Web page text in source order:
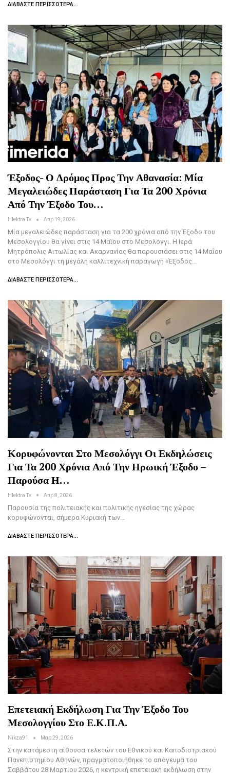
ΔΙΑΒΆΣΤΕ ΠΕΡΙΣΣΌΤΕΡΑ...
Έξοδος- Ο Δρόμος Προς Την Αθανασία: Μία
Μεγαλειώδες Παράσταση Για Τα 200 Χρόνια
Από Την Έξοδο Του…
Hlektra Tv Απρ 19, 2026
Μία μεγαλειώδες παράσταση για τα 200 χρόνια από την Έξοδο του
Μεσολογγίου θα γίνει στις 14 Μαϊου στο Μεσολόγγι. Η Ιερά
Μητρόπολις Αιτωλίας και Ακαρνανίας θα παρουσιάσει στις 14 Μαΐου
στο Μεσολόγγι τη μεγάλη καλλιτεχνική παραγωγή «Έξοδος…
ΔΙΑΒΆΣΤΕ ΠΕΡΙΣΣΌΤΕΡΑ...
Κορυφώνονται Στο Μεσολόγγι Οι Εκδηλώσεις
Για Τα 200 Χρόνια Από Την Ηρωική Έξοδο –
Παρούσα Η…
Hlektra Tv Απρ 8, 2026
Παρουσία της πολιτειακής και πολιτικής ηγεσίας της χώρας
κορυφώνονται, σήμερα Κυριακή των…
ΔΙΑΒΆΣΤΕ ΠΕΡΙΣΣΌΤΕΡΑ...
Επετειακή Εκδήλωση Για Την Έξοδο Του
Μεσολογγίου Στο Ε.Κ.Π.Α.
Nikza91 Μαρ 29, 2026
Στην κατάμεστη αίθουσα τελετών του Εθνικού και Καποδιστριακού
Πανεπιστημίου Αθηνών, πραγματοποιήθηκε το απόγευμα του
Σαββάτου 28 Μαρτίου 2026, η κεντρική επετειακή εκδήλωση στην